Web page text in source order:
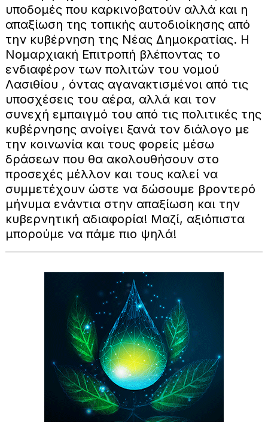
υποδομές που καρκινοβατούν αλλά και η
απαξίωση της τοπικής αυτοδιοίκησης από
την κυβέρνηση της Νέας Δημοκρατίας. Η
Νομαρχιακή Επιτροπή βλέποντας το
ενδιαφέρον των πολιτών του νομού
Λασιθίου , όντας αγανακτισμένοι από τις
υποσχέσεις του αέρα, αλλά και τον
συνεχή εμπαιγμό του από τις πολιτικές της
κυβέρνησης ανοίγει ξανά τον διάλογο με
την κοινωνία και τους φορείς μέσω
δράσεων που θα ακολουθήσουν στο
προσεχές μέλλον και τους καλεί να
συμμετέχουν ώστε να δώσουμε βροντερό
μήνυμα ενάντια στην απαξίωση και την
κυβερνητική αδιαφορία! Μαζί, αξιόπιστα
μπορούμε να πάμε πιο ψηλά!